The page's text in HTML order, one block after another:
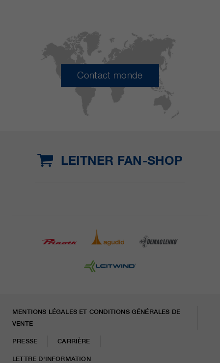
Contact monde
LEITNER FAN-SHOP
MENTIONS LÉGALES ET CONDITIONS GÉNÉRALES DE
VENTE
PRESSE CARRIÈRE
LETTRE D'INFORMATION